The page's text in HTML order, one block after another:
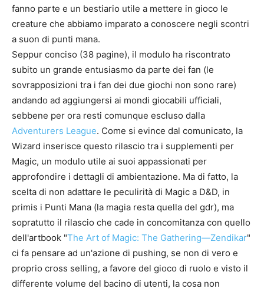
fanno parte e un bestiario utile a mettere in gioco le
creature che abbiamo imparato a conoscere negli scontri
a suon di punti mana.
Seppur conciso (38 pagine), il modulo ha riscontrato
subito un grande entusiasmo da parte dei fan (le
sovrapposizioni tra i fan dei due giochi non sono rare)
andando ad aggiungersi ai mondi giocabili ufficiali,
sebbene per ora resti comunque escluso dalla
Adventurers League. Come si evince dal comunicato, la
Wizard inserisce questo rilascio tra i supplementi per
Magic, un modulo utile ai suoi appassionati per
approfondire i dettagli di ambientazione. Ma di fatto, la
scelta di non adattare le peculirità di Magic a D&D, in
primis i Punti Mana (la magia resta quella del gdr), ma
sopratutto il rilascio che cade in concomitanza con quello
dell'artbook "The Art of Magic: The Gathering—Zendikar"
ci fa pensare ad un'azione di pushing, se non di vero e
proprio cross selling, a favore del gioco di ruolo e visto il
differente volume del bacino di utenti, la cosa non